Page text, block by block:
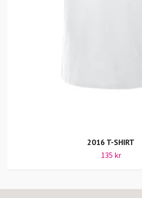
2016 T-SHIRT
135 kr